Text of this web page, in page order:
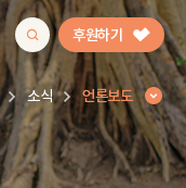
후원하기
소식 언론보도